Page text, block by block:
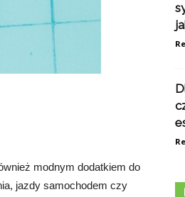
modnym dodatkiem do
jazdy samochodem czy